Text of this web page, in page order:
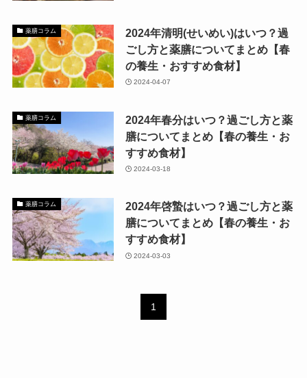
薬膳コラム
2024年清明(せいめい)はいつ？過
ごし方と薬膳についてまとめ【春
の養生・おすすめ食材】
2024-04-07
薬膳コラム
2024年春分はいつ？過ごし方と薬
膳についてまとめ【春の養生・お
すすめ食材】
2024-03-18
薬膳コラム
2024年啓蟄はいつ？過ごし方と薬
膳についてまとめ【春の養生・お
すすめ食材】
2024-03-03
1